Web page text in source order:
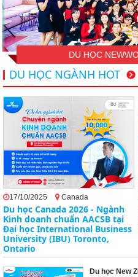
DU HỌC
DU HỌC NGÀNH HOT
17/10/2025 Canada
Du học Canada 2026 - Ngành
Kinh doanh chuẩn AACSB tại
Đại học International Business
University (IBU) Toronto,
Ontario
Du học New